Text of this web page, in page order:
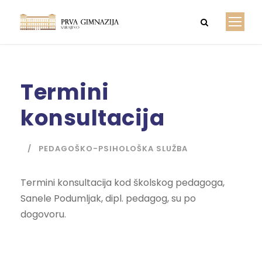
Termini
konsultacija
PEDAGOŠKO-PSIHOLOŠKA SLUŽBA
Termini konsultacija kod školskog pedagoga,
Sanele Podumljak, dipl. pedagog, su po
dogovoru.